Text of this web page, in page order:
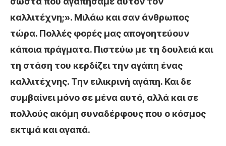
καλλιτέχνη;». Μιλάω και σαν άνθρωπος
τώρα. Πολλές φορές μας απογοητεύουν
κάποια πράγματα. Πιστεύω με τη δουλειά και
τη στάση του κερδίζει την αγάπη ένας
καλλιτέχνης. Την ειλικρινή αγάπη. Και δε
συμβαίνει μόνο σε μένα αυτό, αλλά και σε
πολλούς ακόμη συναδέρφους που ο κόσμος
εκτιμά και αγαπά.